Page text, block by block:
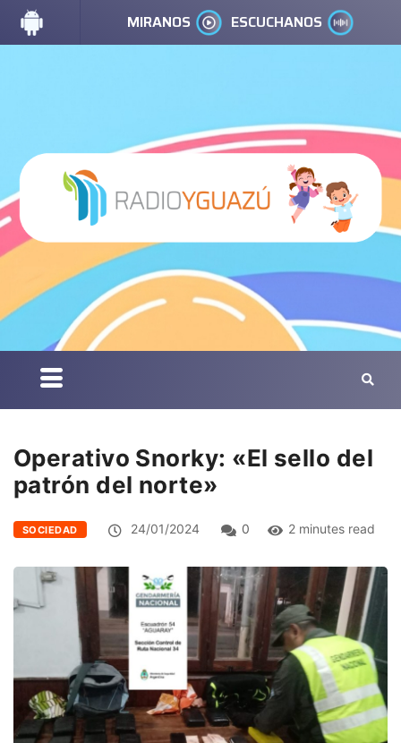
MIRANOS ESCUCHANOS
Operativo Snorky: «El sello del
patrón del norte»
SOCIEDAD 24/01/2024 0 2 minutes read